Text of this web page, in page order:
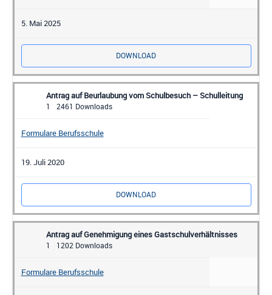
5. Mai 2025
DOWNLOAD
Antrag auf Beurlaubung vom Schulbesuch – Schulleitung
1 2461 Downloads
Formulare Berufsschule
19. Juli 2020
DOWNLOAD
Antrag auf Genehmigung eines Gastschulverhältnisses
1 1202 Downloads
Formulare Berufsschule